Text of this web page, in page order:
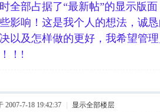
全部占据了“最新帖”的显示版
影响！这是我个人的想法，诚恳
以及怎样做的更好，我希望管
！!
2007-7-18 19:42:37 显示全部楼层